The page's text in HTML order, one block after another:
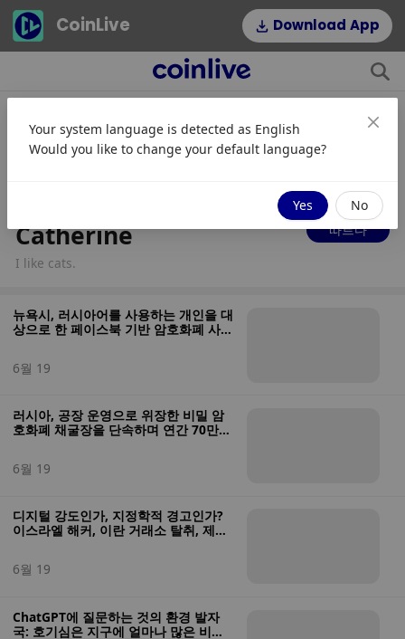
CoinLive Download App
팔로워 조항
Catherine
따르다
I like cats.
뉴욕시, 러시아어를 사용하는 개인을 대
상으로 한 페이스북 기반 암호화폐 사기
6월 19
러시아, 공장 운영으로 위장한 비밀 암
호화폐 채굴장을 단속하며 연간 70만
6월 19
디지털 강도인가, 지정학적 경고인가?
이스라엘 해커, 이란 거래소 탈취, 제재
6월 19
ChatGPT에 질문하는 것의 환경 발자
국: 호기심은 지구에 얼마나 많은 비용
Your system language is detected as English
Would you like to change your default language?
Yes No